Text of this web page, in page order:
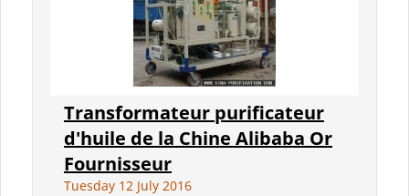
Transformateur purificateur
d'huile de la Chine Alibaba Or
Fournisseur
Tuesday 12 July 2016